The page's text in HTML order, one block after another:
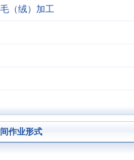
（绒）加工
作业形式